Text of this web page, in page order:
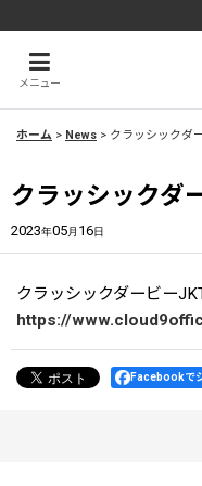
メニュー
ホーム > News > クラッシックダ
クラッシックダ
2023年05月 16日
クラッシックダービー
https://
Facebookで